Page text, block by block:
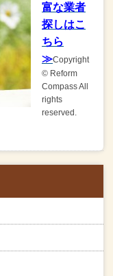
富な業者
探しはこ
ちら
≫Copyright
© Reform
Compass All
rights
reserved.